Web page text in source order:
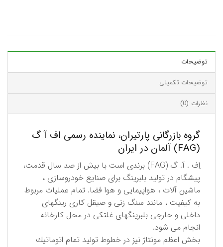
توضیحات
توضیحات تکمیلی
نظرات (0)
گروه بازرگانی پارتیران، نماینده رسمی اف آ گ
(FAG) آلمان در ایران
اِف . آ. گ (FAG) برندی است با بیش از صد سال قدمت،
پیشگام در تولید بلبرینگ برای صنایع خودروسازی ،
ماشین آلات ، هواپیمایی و هوا فضا. تمام عملیات مربوط
به كیفیت ، مانند سنگ زنی و صیقل كاری رینگهای
داخلی و خارجی بلبرینگهای غلتكی در محل كارخانه
انجام می شود.
بخش اعظم مونتاژ نیز در خطوط تولید تمام اتوماتیك